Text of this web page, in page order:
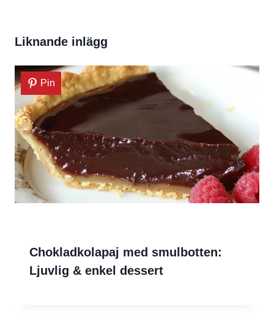
Liknande inlägg
Pin
Chokladkolapaj med smulbotten:
Ljuvlig & enkel dessert